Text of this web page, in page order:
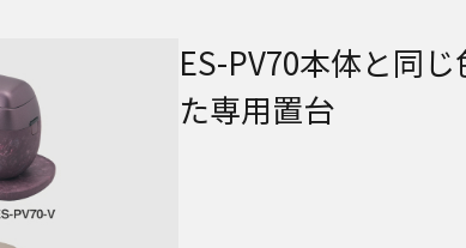
ES-PV70本体と同
た専用置台